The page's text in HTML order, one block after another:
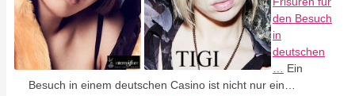
den Besuch
in
deutschen
Ein
Besuch in einem deutschen Casino ist nicht nur ein…